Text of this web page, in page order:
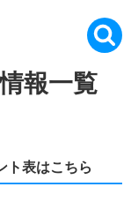
報一覧
ト表はこちら